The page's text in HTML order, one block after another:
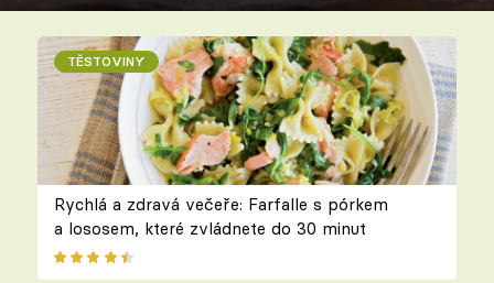
TĚSTOVINY
Rychlá a zdravá večeře: Farfalle s pórkem
a lososem, které zvládnete do 30 minut